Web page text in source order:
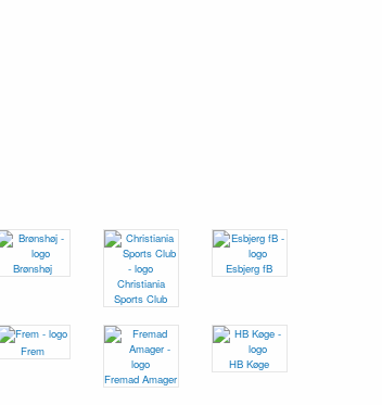
Brønshøj
Christiania
Sports Club
Esbjerg fB
Frem
Fremad Amager
HB Køge